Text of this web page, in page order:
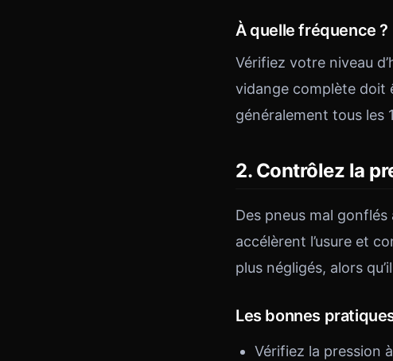
À quelle fréquence ?
Vérifiez votre niveau
vidange complète doit
généralement tous les
2. Contrôlez la
Des pneus mal
accélèrent l’usure et
plus négligés, alors
Les bonnes
Vérifiez la pression